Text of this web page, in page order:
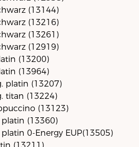
(13144)
(13216)
(13261)
(12919)
(13200)
(13964)
platin (13207)
titan (13224)
(13123)
platin (13360)
platin 0-Energy EUP(13505)
(13211)